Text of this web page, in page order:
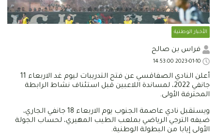
الأخبار الوطنية
فراس بن صالح
أعلن النادي الصفاقسي عن فتح التدريبات ليوم غد الاربعاء 11
جانفي 2022، لمساندة اللاعبين قبل استئناف نشاط الرابطة
المحترفة الأولى.
ويستقبل نادي عاصمة الجنوب يوم الاربعاء 18 جانفي الجاري،
ضيفه الترجي الرياضي بملعب الطيب المهيري، لحساب الجولة
الأولى إيابا من البطولة الوطنية.